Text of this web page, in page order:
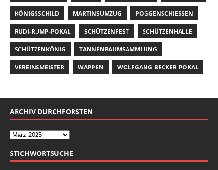
KÖNIGSSCHILD MARTINSUMZUG POGGENSCHIESSEN
RUDI-RUMP-POKAL SCHÜTZENFEST SCHÜTZENHALLE
SCHÜTZENKÖNIG TANNENBAUMSAMMLUNG
VEREINSMEISTER WAPPEN WOLFGANG-BECKER-POKAL
ARCHIV DURCHFORSTEN
STICHWORTSUCHE